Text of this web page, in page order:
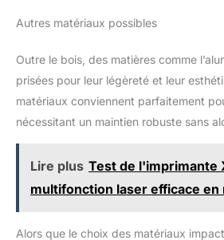
Autres matériaux possibles
Outre le bois, des matières comme
prisées pour leur légèreté et leur
matériaux conviennent parfaitement
nécessitant un maintien robuste sans
Lire plus Test de l'imprimante
multifonction laser efficace en
Alors que le choix des matériaux